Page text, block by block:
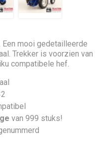
Een mooi gedetailleerde
Trekker is voorzien van
compatibele hef.
van 999 stuks!